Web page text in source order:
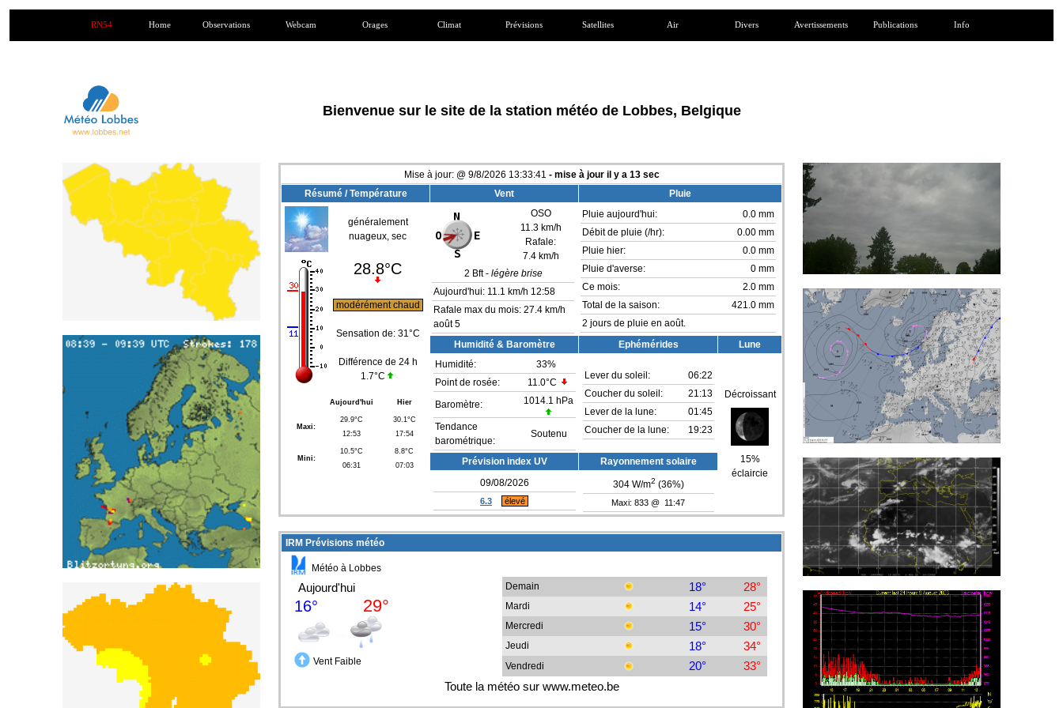
RN54 Home Observations Webcam Orages Climat Prévisions Satellites Air Divers Avertissements Publications Info
Bienvenue sur le site de la station météo de Lobbes, Belgique
Mise à jour:@ 9/8/2026 13:33:41 - mise à jour il y a 13sec
Résumé / Température
Vent Pluie
généralement
nuageux, sec
28.8°C
modérément chaud
Sensation de: 31°C
Différence de 24 h
1.7°C
Aujourd'hui Hier
Maxi:
29.9°C
12:53
30.1°C
17:54
Mini:
10.5°C
06:31
8.8°C
07:03
OSO
11.3 km/h
Rafale:
7.4 km/h
2 Bft - légère brise
Aujourd'hui: 11.1 km/h 12:58
Rafale max du mois: 27.4 km/h
août 5
Pluie aujourd'hui:
0.0 mm
Débit de pluie (/hr):
0.00 mm
Pluie hier:
0.0 mm
Pluie d'averse:
0 mm
Ce mois:
2.0 mm
Total de la saison:
421.0 mm
2 jours de pluie en août.
Humidité & Baromètre
Ephémérides
Lune
Humidité:
33%
Point de rosée:
11.0°C
Baromètre:
1014.1 hPa
Tendance
barométrique:
Soutenu
Lever du soleil:
06:22
Coucher du soleil:
21:13
Lever de la lune:
01:45
Coucher de la lune:
19:23
Décroissant
15%
éclaircie
Prévision index UV
Rayonnement solaire
09/08/2026
6.3 élevé
304W/m2 (36%)
Maxi: 833 @ 11:47
IRM Prévisions météo